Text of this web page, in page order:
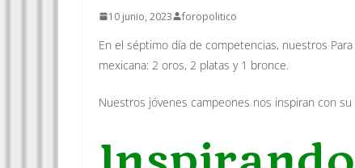
10 junio, 2023 foropolitico
En el séptimo día de competencias, nuestros
mexicana: 2 oros, 2 platas y 1 bronce.
Nuestros jóvenes campeones nos inspiran con